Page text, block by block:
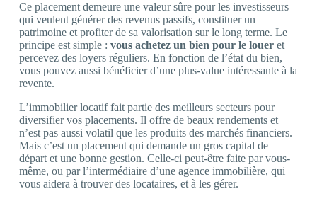
Ce placement demeure une valeur sûre pour les investisseurs
qui veulent générer des revenus passifs, constituer un
patrimoine et profiter de sa valorisation sur le long terme. Le
principe est simple : vous achetez un bien pour le louer et
percevez des loyers réguliers. En fonction de l’état du bien,
vous pouvez aussi bénéficier d’une plus-value intéressante à la
revente.
L’immobilier locatif fait partie des meilleurs secteurs pour
diversifier vos placements. Il offre de beaux rendements et
n’est pas aussi volatil que les produits des marchés financiers.
Mais c’est un placement qui demande un gros capital de
départ et une bonne gestion. Celle-ci peut-être faite par vous-
même, ou par l’intermédiaire d’une agence immobilière, qui
vous aidera à trouver des locataires, et à les gérer.